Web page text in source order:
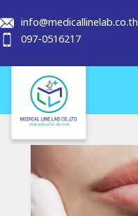
info@medicallinelab.co.th
097-0516217